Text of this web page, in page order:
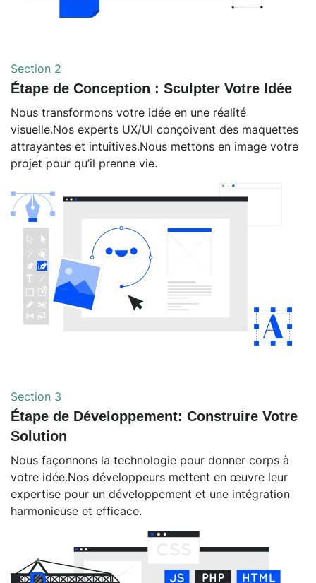
Section 2
Étape de Conception : Sculpter Votre Idée
Nous transformons votre idée en une réalité
visuelle.Nos experts UX/UI conçoivent des maquettes
attrayantes et intuitives.Nous mettons en image votre
projet pour qu’il prenne vie.
Section 3
Étape de Développement: Construire Votre
Solution
Nous façonnons la technologie pour donner corps à
votre idée.Nos développeurs mettent en œuvre leur
expertise pour un développement et une intégration
harmonieuse et efficace.